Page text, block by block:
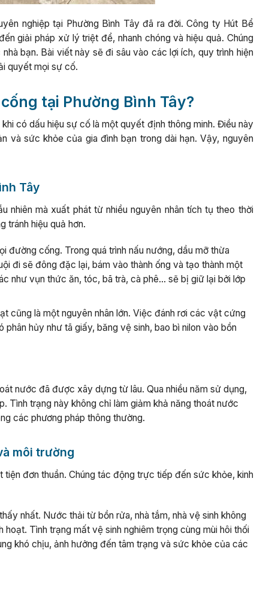
nghiệp tại Phường Bình Tây đã ra đời. Công ty Hút Bể
giải pháp xử lý triệt để, nhanh chóng và hiệu quả. Chúng
bạn. Bài viết này sẽ đi sâu vào các lợi ích, quy trình hiện
quyết mọi sự cố.
tại Phường Bình Tây?
có dấu hiệu sự cố là một quyết định thông minh. Điều này
sức khỏe của gia đình bạn trong dài hạn. Vậy, nguyên
Tây
nhiên mà xuất phát từ nhiều nguyên nhân tích tụ theo thời
tránh hiệu quả hơn.
đường cống. Trong quá trình nấu nướng, dầu mỡ thừa
đi sẽ đông đặc lại, bám vào thành ống và tạo thành một
như vụn thức ăn, tóc, bã trà, cà phê… sẽ bị giữ lại bởi lớp
cũng là một nguyên nhân lớn. Việc đánh rơi các vật cứng
hủy như tã giấy, băng vệ sinh, bao bì nilon vào bồn
nước đã được xây dựng từ lâu. Qua nhiều năm sử dụng,
trạng này không chỉ làm giảm khả năng thoát nước
các phương pháp thông thường.
môi trường
đơn thuần. Chúng tác động trực tiếp đến sức khỏe, kinh
nhất. Nước thải từ bồn rửa, nhà tắm, nhà vệ sinh không
Tình trạng mất vệ sinh nghiêm trọng cùng mùi hôi thối
khó chịu, ảnh hưởng đến tâm trạng và sức khỏe của các